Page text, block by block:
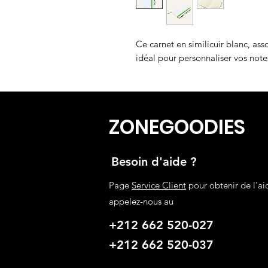
Ce carnet en similicuir blanc,
idéal pour personnaliser vos
ZONEGOODIES
Besoin d'aide ?
Page Service Client pour obtenir de
appelez-nous au
+212 662 520-027
+212 662 520-037